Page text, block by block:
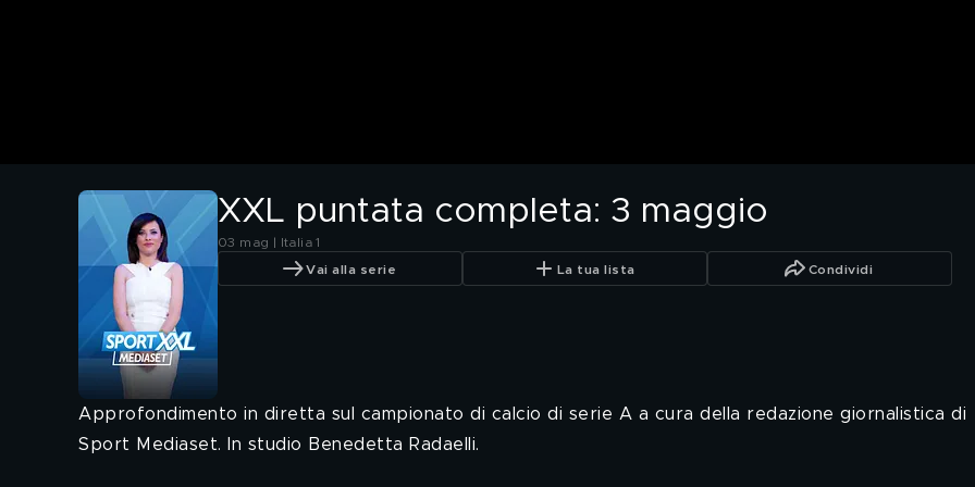
XXL puntata completa: 3 maggio
03 mag | Italia 1
Vai alla serie La tua lista Condividi
Approfondimento in diretta sul campionato di calcio di serie A a cura della redazione giornalistica di
Sport Mediaset. In studio Benedetta Radaelli.